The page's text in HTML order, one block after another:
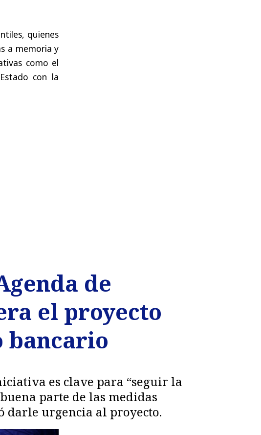
quienes
a memoria y
como el
con la
de
el proyecto
bancario
es clave para “seguir la
parte de las medidas
darle urgencia al proyecto.